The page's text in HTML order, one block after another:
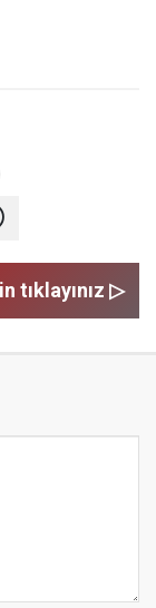
tıklayınız ▷